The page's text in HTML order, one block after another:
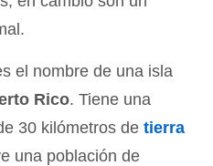
el nombre de una isla
Rico. Tiene una
30 kilómetros de tierra
una población de